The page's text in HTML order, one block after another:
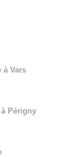
à Vars
à Périgny